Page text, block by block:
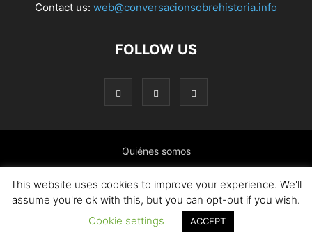
Contact us: web@conversacionsobrehistoria.info
FOLLOW US
Quiénes somos
Colaborar en el blog Contacto Política de cookies
This website uses cookies to improve your experience. We'll
assume you're ok with this, but you can opt-out if you wish.
Cookie settings
ACCEPT